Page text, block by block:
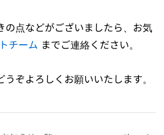
の点などがございましたら、お気
チーム までご連絡ください。
ぞよろしくお願いいたします。